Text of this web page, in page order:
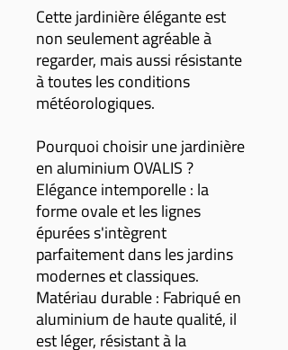
Cette jardinière élégante est
non seulement agréable à
regarder, mais aussi résistante
à toutes les conditions
météorologiques.
Pourquoi choisir une jardinière
en aluminium OVALIS ?
Elégance intemporelle : la
forme ovale et les lignes
épurées s'intègrent
parfaitement dans les jardins
modernes et classiques.
Matériau durable : Fabriqué en
aluminium de haute qualité, il
est léger, résistant à la